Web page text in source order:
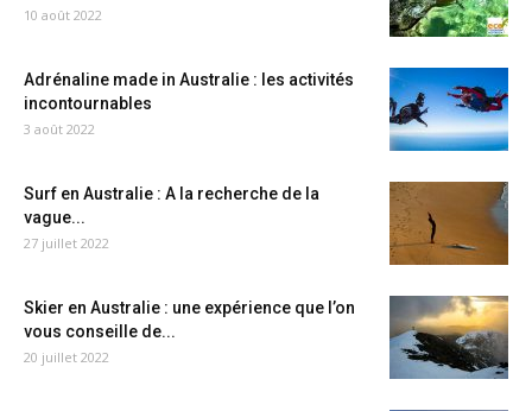
10 août 2022
Adrénaline made in Australie : les activités
incontournables
3 août 2022
Surf en Australie : A la recherche de la
vague...
27 juillet 2022
Skier en Australie : une expérience que l’on
vous conseille de...
20 juillet 2022